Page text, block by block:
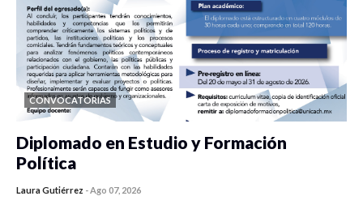
CONVOCATORIAS
Diplomado en Estudio y Formación
Política
Laura Gutiérrez -Ago 07, 2026